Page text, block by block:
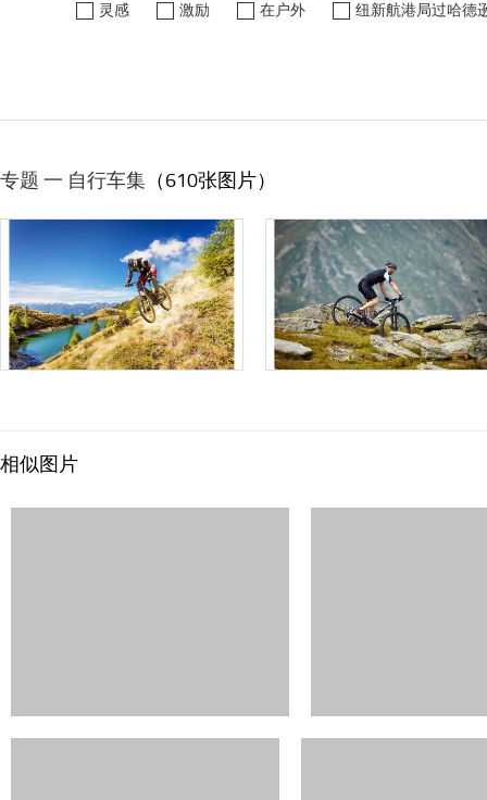
灵感
激励 在户外 纽新航港局过哈德
专题 一 自行车集 （610张图片）
相似图片